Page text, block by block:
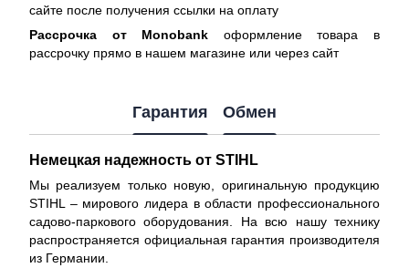
сайте после получения ссылки на оплату
Рассрочка от Monobank оформление товара в
рассрочку прямо в нашем магазине или через сайт
Гарантия Обмен
Немецкая надежность от STIHL
Мы реализуем только новую, оригинальную продукцию
STIHL – мирового лидера в области профессионального
садово-паркового оборудования. На всю нашу технику
распространяется официальная гарантия производителя
из Германии.